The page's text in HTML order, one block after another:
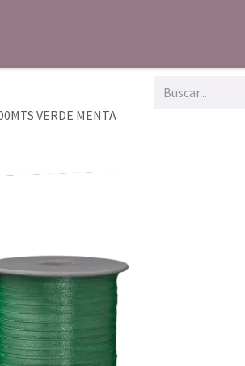
VERDE MENTA